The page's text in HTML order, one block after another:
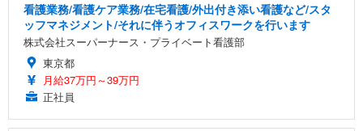
看護業務/看護ケア業務/在宅看護/外出付き添い看護など/スタ
ッフマネジメント/それに伴うオフィスワークを行います
株式会社スーパーナース・プライベート看護部
東京都
月給37万円～39万円
正社員